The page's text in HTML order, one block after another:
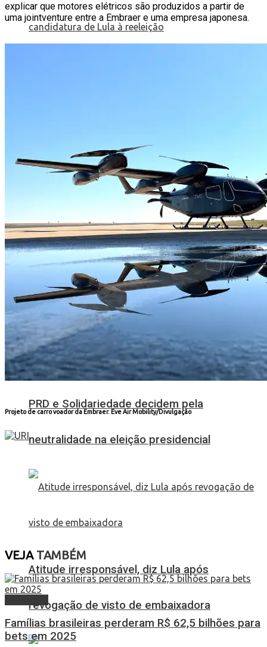
Lei garante frete mínimo no transporte de
cargas; saiba o que muda
PRD e Solidariedade decidem pela
neutralidade na eleição presidencial
Atitude irresponsável, diz Lula após
revogação de visto de embaixadora
explicar que motores elétricos são produzidos a partir de
uma jointventure entre a Embraer e uma empresa japonesa.
Projeto de carro voador da Embraer. Eve Air Mobility/Divulgação
VEJATAMBÉM
Famílias brasileiras perderam R$ 62,5 bilhões para
bets em 2025